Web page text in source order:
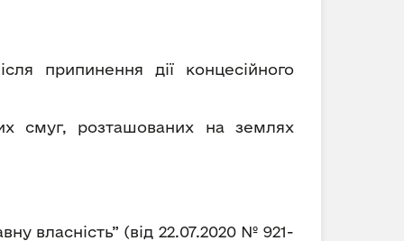
припинення дії концесійного
смуг, розташованих на землях
власність” (від 22.07.2020 № 921-